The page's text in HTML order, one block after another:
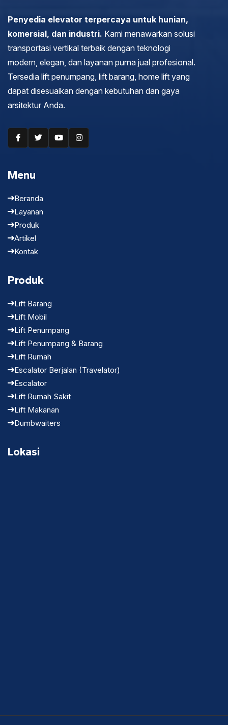
Penyedia elevator terpercaya untuk hunian,
komersial, dan industri. Kami menawarkan solusi
transportasi vertikal terbaik dengan teknologi
modern, elegan, dan layanan purna jual profesional.
Tersedia lift penumpang, lift barang, home lift yang
dapat disesuaikan dengan kebutuhan dan gaya
arsitektur Anda.
Menu
Beranda
Layanan
Produk
Artikel
Kontak
Produk
Lift Barang
Lift Mobil
Lift Penumpang
Lift Penumpang & Barang
Lift Rumah
Escalator Berjalan (Travelator)
Escalator
Lift Rumah Sakit
Lift Makanan
Dumbwaiters
Lokasi